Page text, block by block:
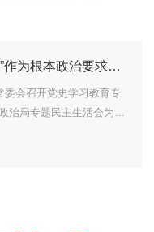
作为根本政治要求！
委会召开党史学习教育专
治局专题民主生活会为标
精神，坚持和发展党的百